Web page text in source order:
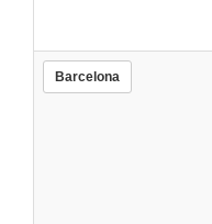
Barcelona